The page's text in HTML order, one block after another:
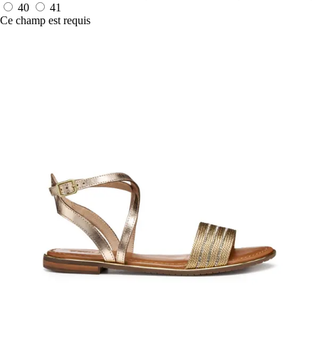
40
41
Ce champ est requis